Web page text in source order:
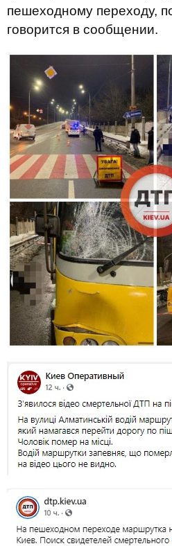
пешеходному переходу,
говорится в сообщении.